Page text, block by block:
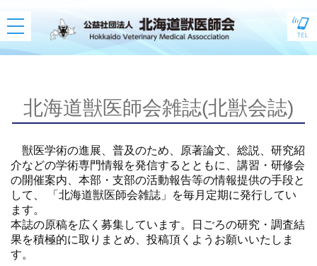
toggle
navigation
北海道獣医師会雑誌(北獣会誌)
獣医学術の進展、普及のため、原著論文、総説、研究紹
介などの学術専門情報を発信するとともに、講習・研修会
の開催案内、本部・支部の活動報告等の情報提供の手段と
して、 「北海道獣医師会雑誌」を毎月定期に発行してい
ます。
本誌の原稿を広く募集しています。日ごろの研究・調査結
果を積極的に取りまとめ、投稿頂くようお願いいたしま
す。